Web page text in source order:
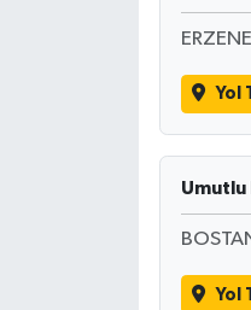
Yol
Umutlu
Yol
YEREL YÖNETİM
ÜÇÜNCÜ SAYFA